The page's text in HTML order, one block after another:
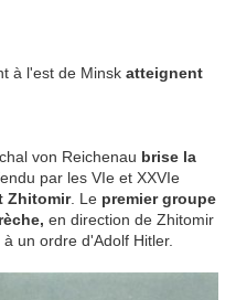
à l'est de Minsk atteignent
von Reichenau brise la
par les VIe et XXVIe
Zhitomir. Le premier groupe
en direction de Zhitomir
un ordre d'Adolf Hitler.